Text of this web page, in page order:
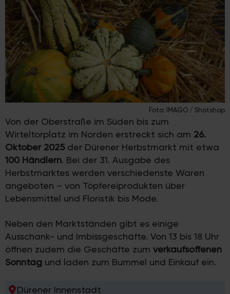
Foto: IMAGO / Shotshop
Von der Oberstraße im Süden bis zum
Wirteltorplatz im Norden erstreckt sich am 26.
Oktober 2025 der Dürener Herbstmarkt mit etwa
100 Händlern. Bei der 31. Ausgabe des
Herbstmarktes werden verschiedenste Waren
angeboten – von Töpfereiprodukten über
Lebensmittel und Floristik bis Mode.
Neben den Marktständen gibt es einige
Ausschank- und Imbissgeschäfte. Von 13 bis 18 Uhr
öffnen zudem die Geschäfte zum verkaufsoffenen
Sonntag und laden zum Bummel und Einkauf ein.
Dürener Innenstadt